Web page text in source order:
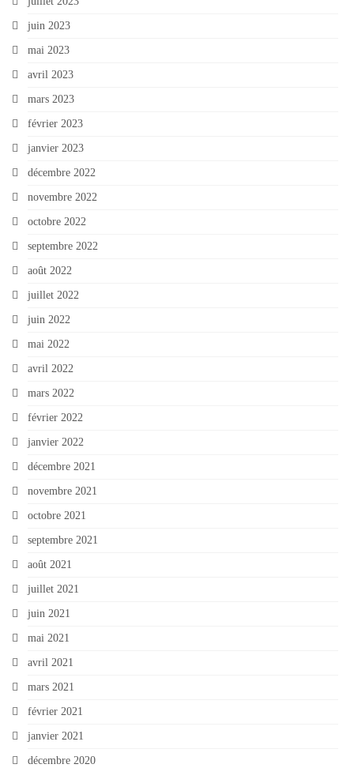
juin 2023
mai 2023
avril 2023
mars 2023
février 2023
janvier 2023
décembre 2022
novembre 2022
octobre 2022
septembre 2022
août 2022
juillet 2022
juin 2022
mai 2022
avril 2022
mars 2022
février 2022
janvier 2022
décembre 2021
novembre 2021
octobre 2021
septembre 2021
août 2021
juillet 2021
juin 2021
mai 2021
avril 2021
mars 2021
février 2021
janvier 2021
décembre 2020